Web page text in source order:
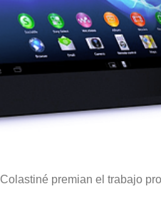
premian el trabajo